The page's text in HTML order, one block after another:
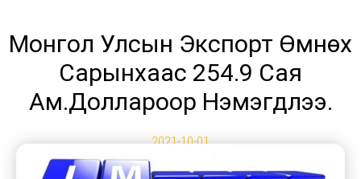
Монгол Улсын Экспорт Өмнөх
Сарынхаас 254.9 Сая
Ам.доллароор Нэмэгдлээ.
2021-10-01